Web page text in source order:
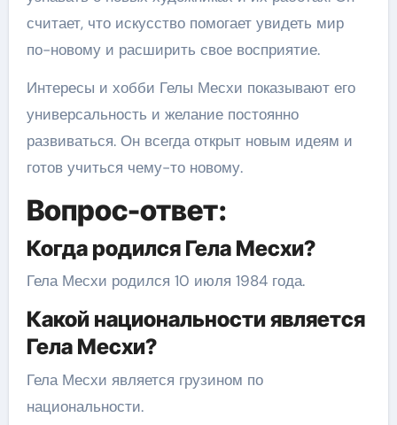
считает, что искусство помогает увидеть мир
по-новому и расширить свое восприятие.
Интересы и хобби Гелы Месхи показывают его
универсальность и желание постоянно
развиваться. Он всегда открыт новым идеям и
готов учиться чему-то новому.
Вопрос-ответ:
Когда родился Гела Месхи?
Гела Месхи родился 10 июля 1984 года.
Какой национальности является
Гела Месхи?
Гела Месхи является грузином по
национальности.